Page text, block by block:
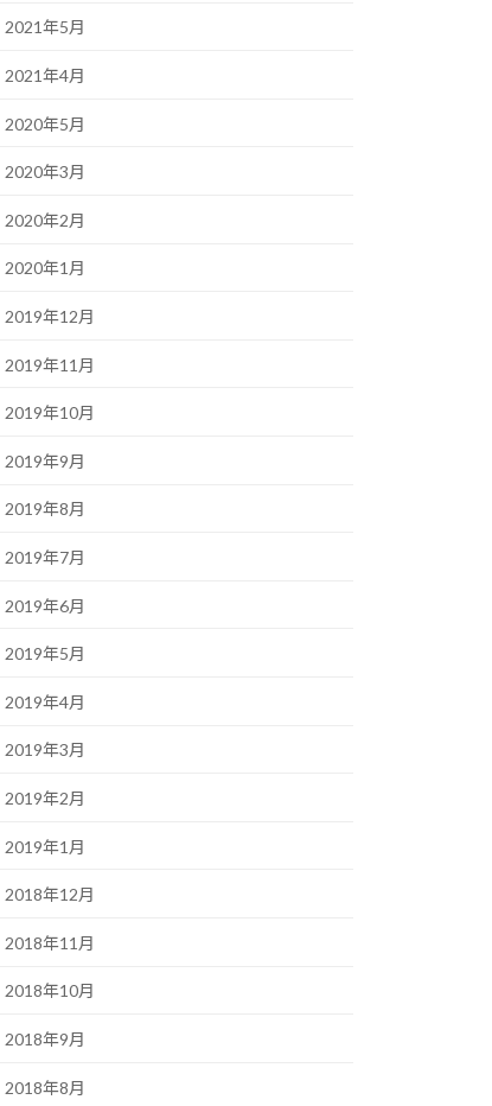
2021年5月
2021年4月
2020年5月
2020年3月
2020年2月
2020年1月
2019年12月
2019年11月
2019年10月
2019年9月
2019年8月
2019年7月
2019年6月
2019年5月
2019年4月
2019年3月
2019年2月
2019年1月
2018年12月
2018年11月
2018年10月
2018年9月
2018年8月